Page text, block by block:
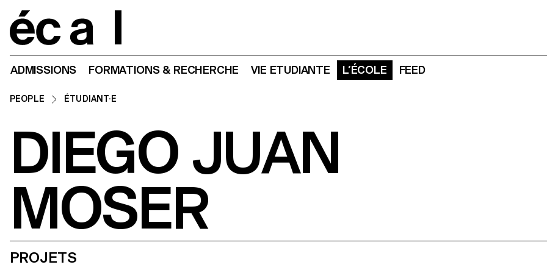
ADMISSIONS FORMATIONS & RECHERCHE VIE ETUDIANTE L’ÉCOLE FEED
PEOPLE ÉTUDIANT·E
DIEGO JUAN
MOSER
PROJETS